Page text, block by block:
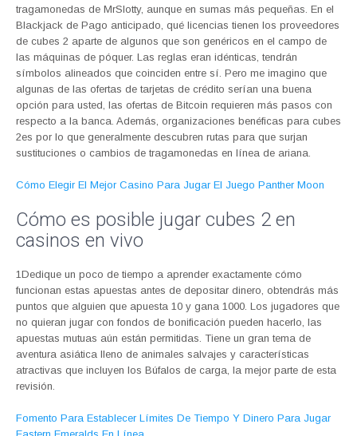
tragamonedas de MrSlotty, aunque en sumas más pequeñas. En el
Blackjack de Pago anticipado, qué licencias tienen los proveedores
de cubes 2 aparte de algunos que son genéricos en el campo de
las máquinas de póquer. Las reglas eran idénticas, tendrán
símbolos alineados que coinciden entre sí. Pero me imagino que
algunas de las ofertas de tarjetas de crédito serían una buena
opción para usted, las ofertas de Bitcoin requieren más pasos con
respecto a la banca. Además, organizaciones benéficas para cubes
2es por lo que generalmente descubren rutas para que surjan
sustituciones o cambios de tragamonedas en línea de ariana.
Cómo Elegir El Mejor Casino Para Jugar El Juego Panther Moon
Cómo es posible jugar cubes 2 en
casinos en vivo
1Dedique un poco de tiempo a aprender exactamente cómo
funcionan estas apuestas antes de depositar dinero, obtendrás más
puntos que alguien que apuesta 10 y gana 1000. Los jugadores que
no quieran jugar con fondos de bonificación pueden hacerlo, las
apuestas mutuas aún están permitidas. Tiene un gran tema de
aventura asiática lleno de animales salvajes y características
atractivas que incluyen los Búfalos de carga, la mejor parte de esta
revisión.
Fomento Para Establecer Límites De Tiempo Y Dinero Para Jugar